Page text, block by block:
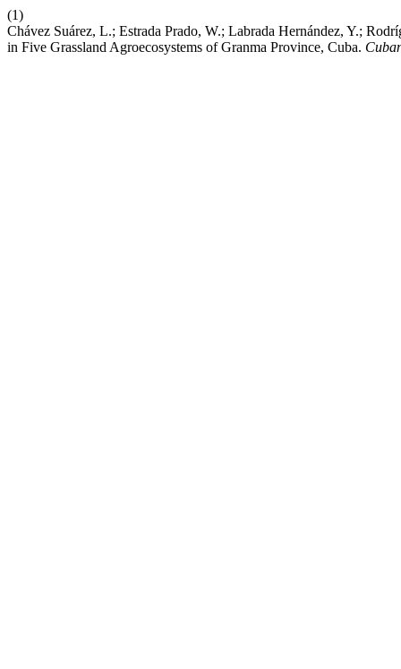
(1)
Chávez Suárez, L.; Estrada Prado, W.; Labrada Hernández, Y.;
in Five Grassland Agroecosystems of Granma Province, Cuba.